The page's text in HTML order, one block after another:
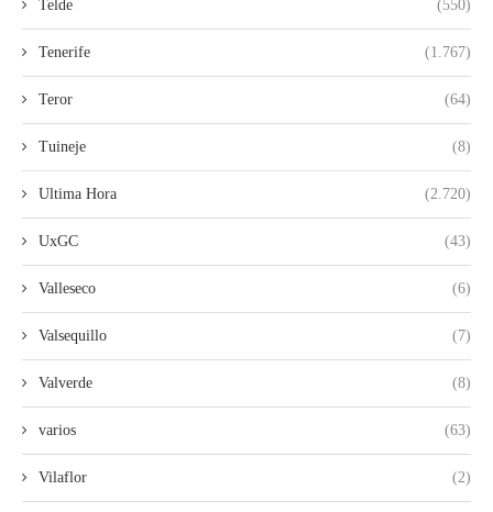
Telde (550)
Tenerife (1.767)
Teror (64)
Tuineje (8)
Ultima Hora (2.720)
UxGC (43)
Valleseco (6)
Valsequillo (7)
Valverde (8)
varios (63)
Vilaflor (2)